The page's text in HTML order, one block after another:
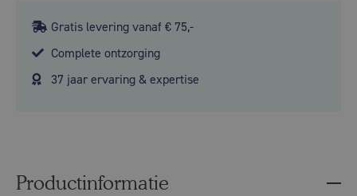
Gratis levering vanaf € 75,-
Complete ontzorging
37 jaar ervaring & expertise
Productinformatie